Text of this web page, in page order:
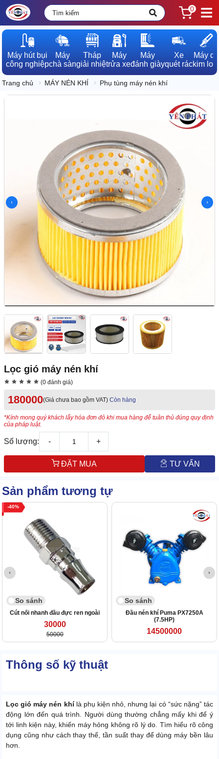
0
Máy hút bụi
công nghiệp
Máy
chà sàn
Tháp
giải nhiệt
Máy
rửa xe
Máy
đánh giày
Xe
quét rác
Máy dò
kim loại
Trang chủ MÁY NÉN KHÍ Phụ tùng máy nén khí
Lọc gió máy nén khí
(0 đánh giá)
180000(Giá chưa bao gồm VAT) Còn hàng
*Kính mong quý khách lấy hóa đơn đỏ khi mua hàng để tuân thủ đúng quy định
của pháp luật.
Số lượng: - +
ĐẶT MUA TƯ VẤN
Sản phẩm tương tự
40
So sánh
Cút nối nhanh đầu đực ren ngoài
30000
50000
So sánh
Đầu nén khí Puma PX7250A
(7.5HP)
14500000
Thông số kỹ thuật
Lọc gió máy nén khílà phụ kiện nhỏ, nhưng lại có “sức nặng” tác
động lớn đến quá trình. Người dùng thường chẳng mấy khi để ý
tới linh kiện này, khiến máy hỏng không rõ lý do. Tìm hiểu rõ công
dụng cũng như cách thay thế, tần suất thay để dùng máy bền lâu
hơn.